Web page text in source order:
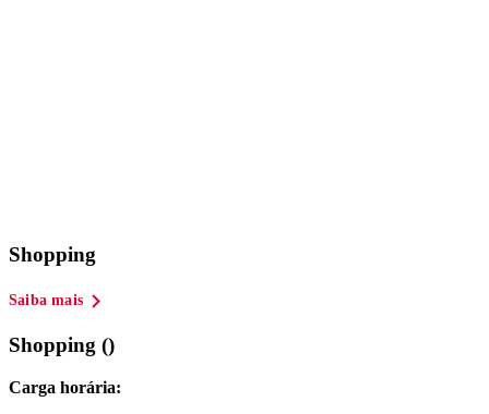
Shopping
Saiba mais
Shopping ()
Carga horária: